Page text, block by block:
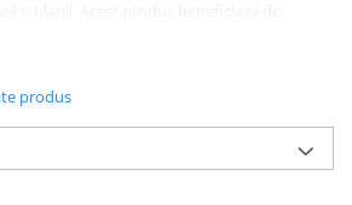
De aceea retetele Mera evita in mod
surse exotice de carne, coloranti, arome
si derivate din carne (incluzand 25%
vegetala, cereale, uleiuri si grasimi
soarelui), seminte (2% seminte de in),
produs